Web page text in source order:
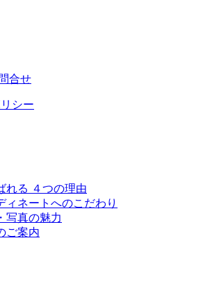
合せ
シー
れる ４つの理由
ィネートへのこだわり
写真の魅力
ご案内